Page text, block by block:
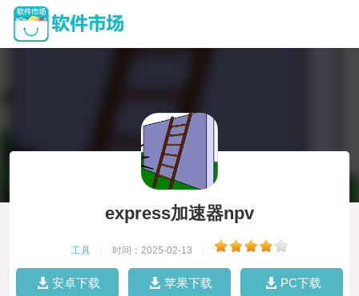
express加速器npv
工具 时间：2025-02-13
安卓下载 苹果下载 PC下载